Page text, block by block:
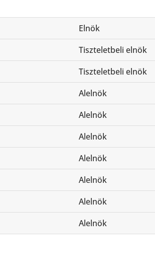
Elnök
Tiszteletbeli elnök
Tiszteletbeli elnök
Alelnök
Alelnök
Alelnök
Alelnök
Alelnök
Alelnök
Alelnök